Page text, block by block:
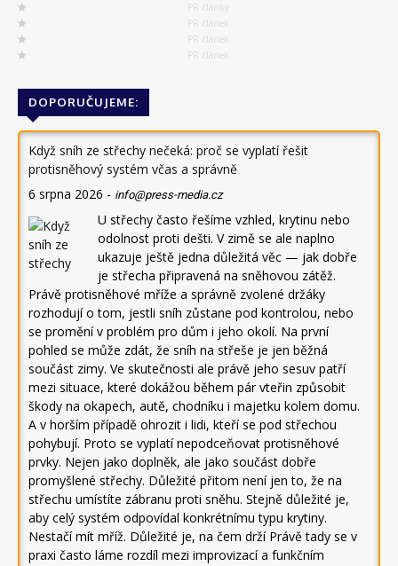
PR články
PR článek
PR článek
PR článek
DOPORUČUJEME:
Když sníh ze střechy nečeká: proč se vyplatí řešit
protisněhový systém včas a správně
6 srpna 2026 - info@press-media.cz
U střechy často řešíme vzhled, krytinu nebo
odolnost proti dešti. V zimě se ale naplno
ukazuje ještě jedna důležitá věc — jak dobře
je střecha připravená na sněhovou zátěž.
Právě protisněhové mříže a správně zvolené držáky
rozhodují o tom, jestli sníh zůstane pod kontrolou, nebo
se promění v problém pro dům i jeho okolí. Na první
pohled se může zdát, že sníh na střeše je jen běžná
součást zimy. Ve skutečnosti ale právě jeho sesuv patří
mezi situace, které dokážou během pár vteřin způsobit
škody na okapech, autě, chodníku i majetku kolem domu.
A v horším případě ohrozit i lidi, kteří se pod střechou
pohybují. Proto se vyplatí nepodceňovat protisněhové
prvky. Nejen jako doplněk, ale jako součást dobře
promyšlené střechy. Důležité přitom není jen to, že na
střechu umístíte zábranu proti sněhu. Stejně důležité je,
aby celý systém odpovídal konkrétnímu typu krytiny.
Nestačí mít mříž. Důležité je, na čem drží Právě tady se v
praxi často láme rozdíl mezi improvizací a funkčním